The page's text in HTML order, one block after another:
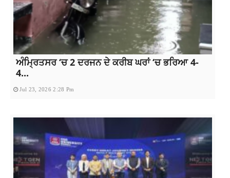
ਅੰਮ੍ਰਿਤਸਰ ‘ਚ 2 ਦਰਜਨ ਦੇ ਕਰੀਬ ਘਰਾਂ ‘ਚ ਭਰਿਆ 4-
4...
Jul 23, 2026 2:28 Pm